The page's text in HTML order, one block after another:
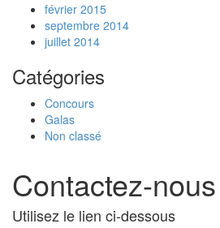
février 2015
septembre 2014
juillet 2014
Catégories
Concours
Galas
Non classé
Contactez-nous
Utilisez le lien ci-dessous